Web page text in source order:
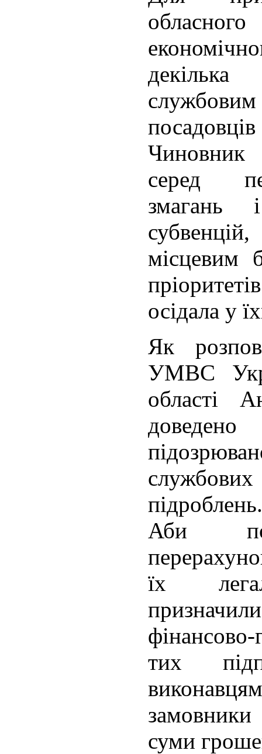
Чиновник
серед
змагань
місцевим
осідала у
Як
УМВС
області
Аби
їх
фінансово-
тих
суми